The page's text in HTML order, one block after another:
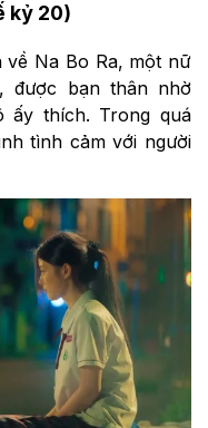
kỷ 20)
về Na Bo Ra, một nữ
được bạn thân nhờ
ấy thích. Trong quá
tình cảm với người